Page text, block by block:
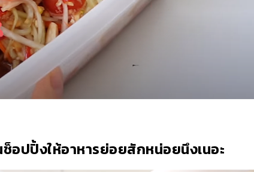
อปปิ้งให้อาหารย่อยสักหน่อยนึงเนอะ